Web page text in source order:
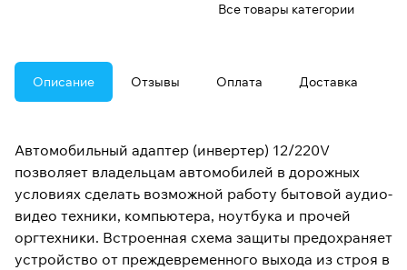
Все товары категории
Описание Отзывы Оплата Доставка
Автомобильный адаптер (инвертер) 12/220V
позволяет владельцам автомобилей в дорожных
условиях сделать возможной работу бытовой аудио-
видео техники, компьютера, ноутбука и прочей
оргтехники. Встроенная схема защиты предохраняет
устройство от преждевременного выхода из строя в